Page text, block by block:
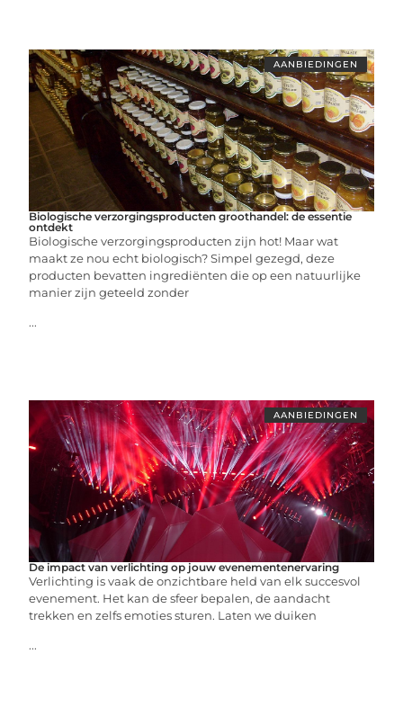
AANBIEDINGEN
Biologische verzorgingsproducten groothandel: de essentie
ontdekt
Biologische verzorgingsproducten zijn hot! Maar wat
maakt ze nou echt biologisch? Simpel gezegd, deze
producten bevatten ingrediënten die op een natuurlijke
manier zijn geteeld zonder
...
AANBIEDINGEN
De impact van verlichting op jouw evenementenervaring
Verlichting is vaak de onzichtbare held van elk succesvol
evenement. Het kan de sfeer bepalen, de aandacht
trekken en zelfs emoties sturen. Laten we duiken
...